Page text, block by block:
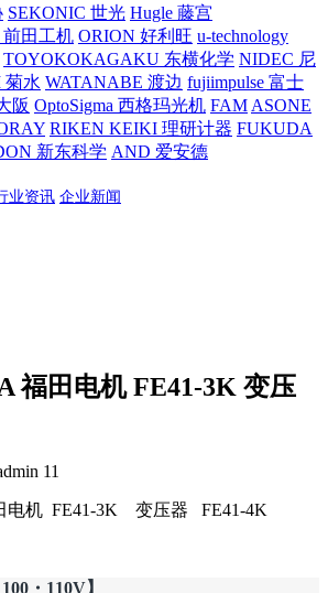
SEKONIC 世光 Hugle 藤宫
田工机 ORION 好利旺 u-technology
TOYOKOKAGAKU 东横化学 NIDEC 尼
菊水 WATANABE 渡边 fujiimpulse 富士
阪 OptoSigma 西格玛光机 FAM ASONE
RIKEN KEIKI 理研计器 FUKUDA
新东科学 AND 爱安德
业资讯 企业新闻
福田电机 FE41-3K 变压
11
电机 FE41-3K 变压器 FE41-4K
・110V】